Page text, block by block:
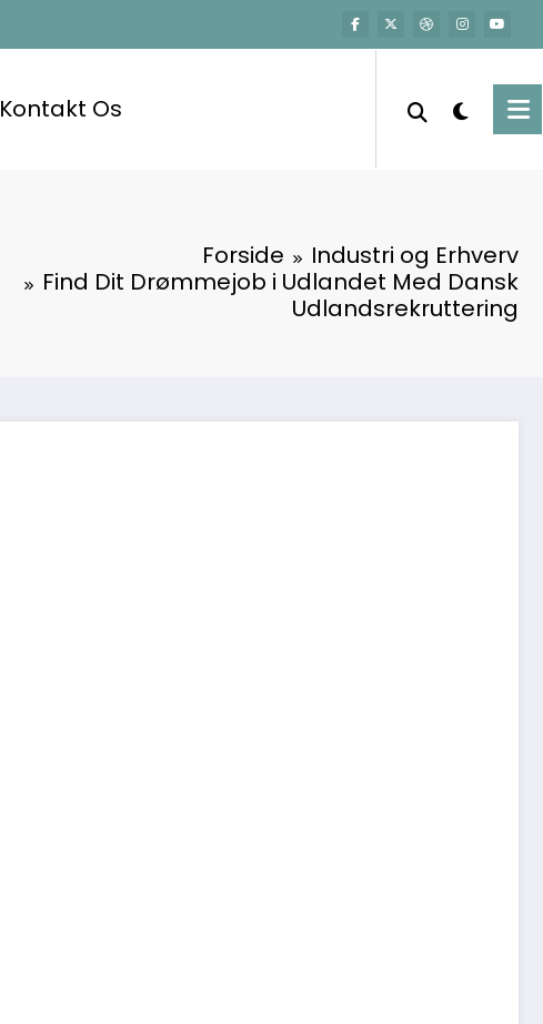
Kontakt Os
Forside
Industri og Erhverv
Find Dit Drømmejob i Udlandet Med Dansk
Udlandsrekruttering